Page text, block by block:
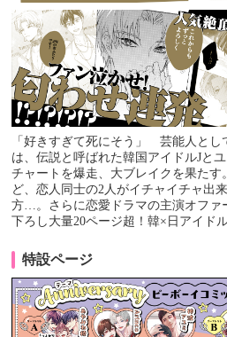
「好きすぎて死にそう」 芸能人とし
は、伝説と呼ばれた韓国アイドルJと
チャートを爆走、大ブレイクを果たす
ど、恋人同士の2人がイチャイチャ出
方…。さらに恋愛ドラマの主演オファ
下ろし大量20ページ超！韓×日アイド
特設ページ